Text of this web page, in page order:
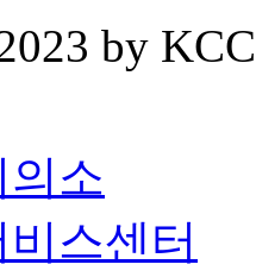
by
소
스센터